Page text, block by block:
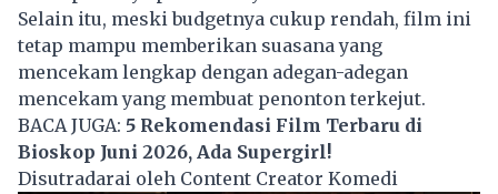
Selain itu, meski budgetnya cukup rendah, film ini
tetap mampu memberikan suasana yang
mencekam lengkap dengan adegan-adegan
mencekam yang membuat penonton terkejut.
BACA JUGA: 5 Rekomendasi Film Terbaru di
Bioskop Juni 2026, Ada Supergirl!
Disutradarai oleh Content Creator Komedi